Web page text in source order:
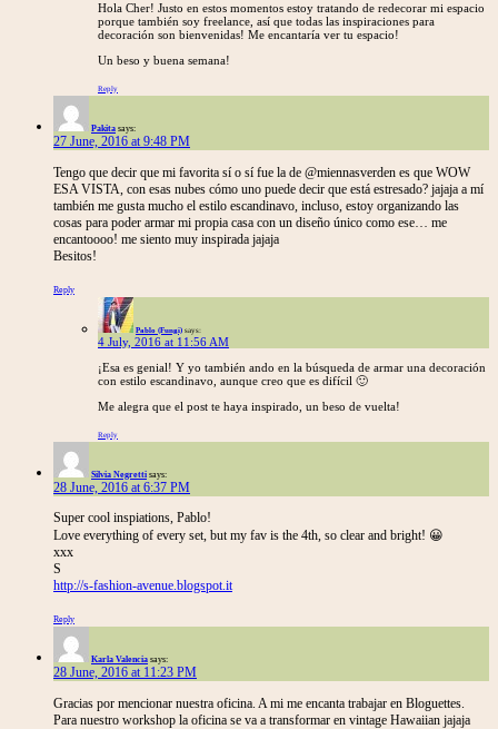
Hola Cher! Justo en estos momentos estoy tratando de redecorar mi espacio
porque también soy freelance, así que todas las inspiraciones para
decoración son bienvenidas! Me encantaría ver tu espacio!
Un beso y buena semana!
Reply
Pakita says:
27 June, 2016 at 9:48 PM
Tengo que decir que mi favorita sí o sí fue la de @miennasverden es que WOW
ESA VISTA, con esas nubes cómo uno puede decir que está estresado? jajaja a mí
también me gusta mucho el estilo escandinavo, incluso, estoy organizando las
cosas para poder armar mi propia casa con un diseño único como ese… me
encantoooo! me siento muy inspirada jajaja
Besitos!
Reply
Pablo (Fungi) says:
4 July, 2016 at 11:56 AM
¡Esa es genial! Y yo también ando en la búsqueda de armar una decoración
con estilo escandinavo, aunque creo que es difícil 🙂
Me alegra que el post te haya inspirado, un beso de vuelta!
Reply
Silvia Negretti says:
28 June, 2016 at 6:37 PM
Super cool inspiations, Pablo!
Love everything of every set, but my fav is the 4th, so clear and bright! 😀
xxx
S
http://s-fashion-avenue.blogspot.it
Reply
Karla Valencia says:
28 June, 2016 at 11:23 PM
Gracias por mencionar nuestra oficina. A mi me encanta trabajar en Bloguettes.
Para nuestro workshop la oficina se va a transformar en vintage Hawaiian jajaja